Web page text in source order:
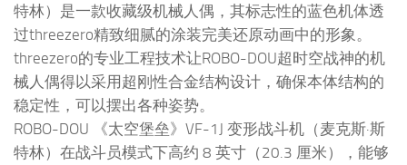
特林）是一款收藏级机械人偶，其标志性的蓝色机体透
过threezero精致细腻的涂装完美还原动画中的形象。
threezero的专业工程技术让ROBO-DOU超时空战神的机
械人偶得以采用超刚性合金结构设计，确保本体结构的
稳定性，可以摆出各种姿势。
ROBO-DOU 《太空堡垒》VF-1J 变形战斗机（麦克斯·斯
特林）在战斗员模式下高约 8 英寸（20.3 厘米），能够